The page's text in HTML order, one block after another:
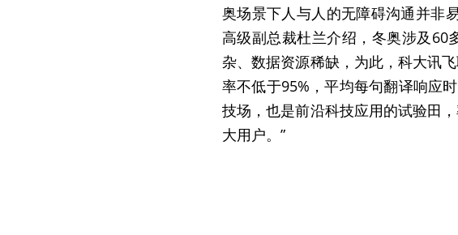
奥场景下人与人的无障碍沟通并非
高级副总裁杜兰介绍，冬奥涉及60
杂、数据资源稀缺，为此，科大讯
率不低于95%，平均每句翻译响应
技场，也是前沿科技应用的试验田
大用户。”